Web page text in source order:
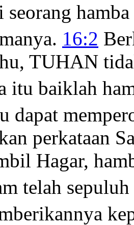
16:2
TUHAN
itu baiklah
dapat
perkataan
Hagar,
telah sepuluh